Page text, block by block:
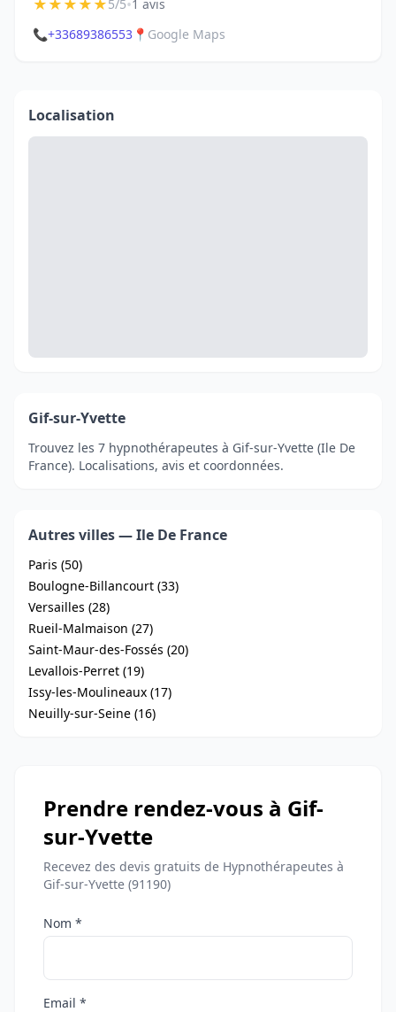
★★★★★5/5•1 avis
📞+33689386553 📍 Google Maps
Localisation
Gif-sur-Yvette
Trouvez les 7 hypnothérapeutes à Gif-sur-Yvette (Ile De
France). Localisations, avis et coordonnées.
Autres villes — Ile De France
Paris (50)
Boulogne-Billancourt (33)
Versailles (28)
Rueil-Malmaison (27)
Saint-Maur-des-Fossés (20)
Levallois-Perret (19)
Issy-les-Moulineaux (17)
Neuilly-sur-Seine (16)
Prendre rendez-vous à Gif-
sur-Yvette
Recevez des devis gratuits de Hypnothérapeutes à
Gif-sur-Yvette (91190)
Nom *
Email *